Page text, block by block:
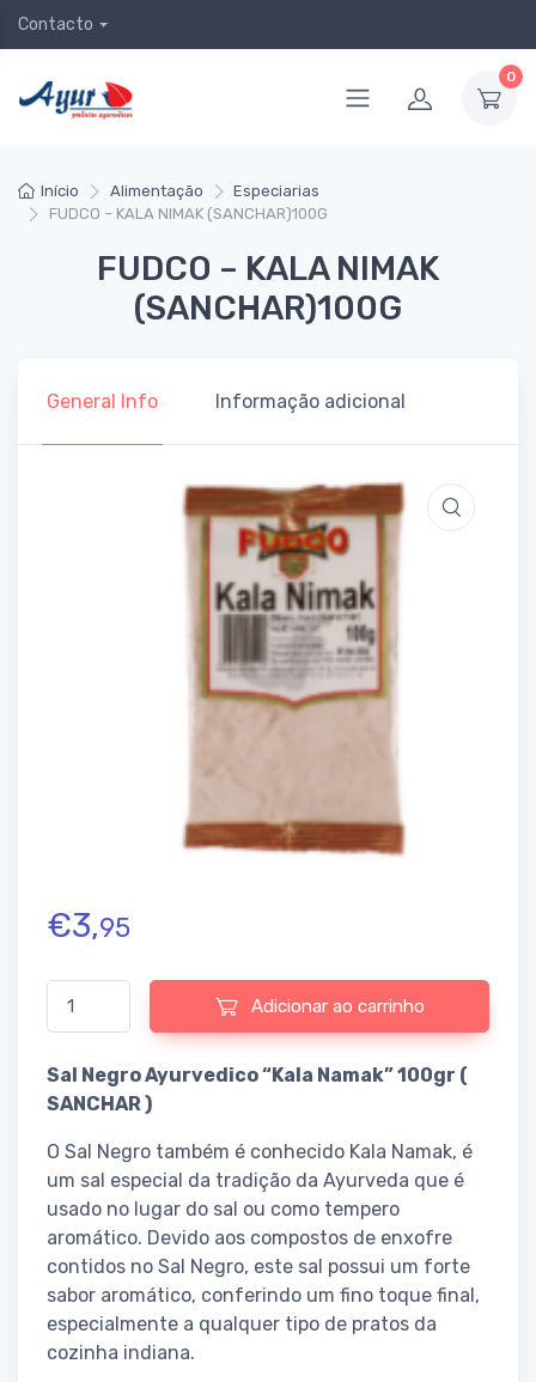
Contacto
0
Início Alimentação
Especiarias
FUDCO – KALA NIMAK (SANCHAR)100G
FUDCO – KALA NIMAK
(SANCHAR)100G
General Info Informação adicional
€3,95
Quantidade de FUDCO - KALA NIMAK (SANCHAR)100G
Adicionar ao carrinho
Sal Negro Ayurvedico “Kala Namak” 100gr (
SANCHAR )
O Sal Negro também é conhecido Kala Namak, é
um sal especial da tradição da Ayurveda que é
usado no lugar do sal ou como tempero
aromático. Devido aos compostos de enxofre
contidos no Sal Negro, este sal possui um forte
sabor aromático, conferindo um fino toque final,
especialmente a qualquer tipo de pratos da
cozinha indiana.